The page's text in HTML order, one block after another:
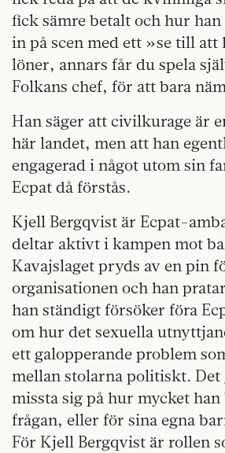
fick sämre betalt och hur han
in på scen med ett »se till att
löner, annars får du spela
Folkans chef, för att bara
Han säger att civilkurage är
här landet, men att han
engagerad i något utom sin
Ecpat då förstås.
Kjell Bergqvist är Ecpat-
deltar aktivt i kampen mot
Kavajslaget pryds av en pin
organisationen och han
han ständigt försöker föra
om hur det sexuella
ett galopperande problem
mellan stolarna politiskt. Det
missta sig på hur mycket
frågan, eller för sina egna
För Kjell Bergqvist är rollen